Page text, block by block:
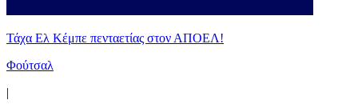
Τάχα Ελ Κέμπε πενταετίας στον ΑΠΟΕΛ!
Φούτσαλ
|